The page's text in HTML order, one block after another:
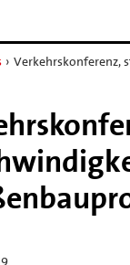
› Verkehrskonferenz,